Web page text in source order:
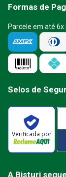
Formas de
Parcele em até
Selos de
Verificada por
A Bisturi